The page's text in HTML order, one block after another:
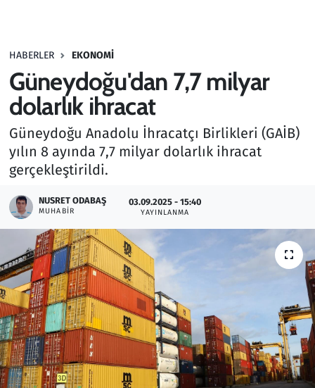
HABERLER EKONOMI
Güneydoğu'dan 7,7 milyar
dolarlık ihracat
Güneydoğu Anadolu İhracatçı Birlikleri (GAİB)
yılın 8 ayında 7,7 milyar dolarlık ihracat
gerçekleştirildi.
NUSRET ODABAŞ
MUHABIR
03.09.2025 - 15:40
YAYINLANMA
Haber
Kültür Sanat
Kurumsal Haberler
Lezzet Durağı
Memur ve Kamu
Otomobil
Oyun
Ramazan
Resmi İlanlar
Rüya Tabirleri